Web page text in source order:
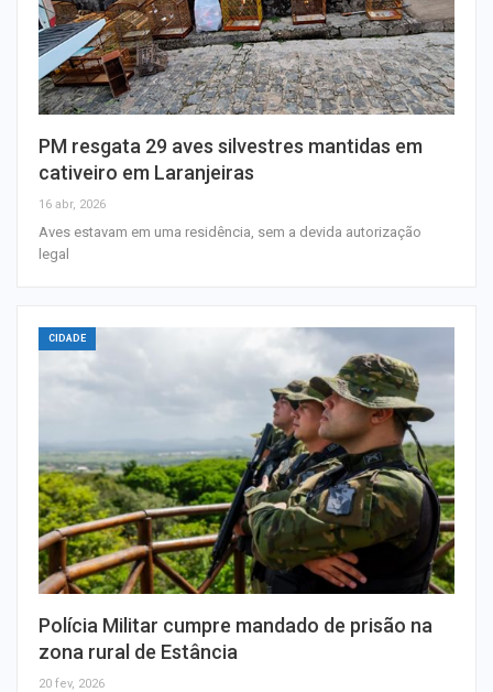
PM resgata 29 aves silvestres mantidas em
cativeiro em Laranjeiras
16 abr, 2026
Aves estavam em uma residência, sem a devida autorização
legal
CIDADE
Polícia Militar cumpre mandado de prisão na
zona rural de Estância
20 fev, 2026